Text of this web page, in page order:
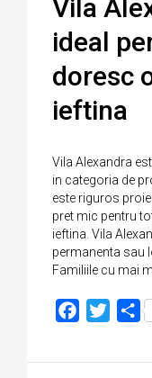
Vila
ideal
doresc
ieftina
Vila Alexandra
in categoria de
este riguros
pret mic pentru
ieftina. Vila
permanenta sau
Familiile cu mai
Facebook
Twitter